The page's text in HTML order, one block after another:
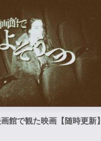
館で観た映画【随時更新】